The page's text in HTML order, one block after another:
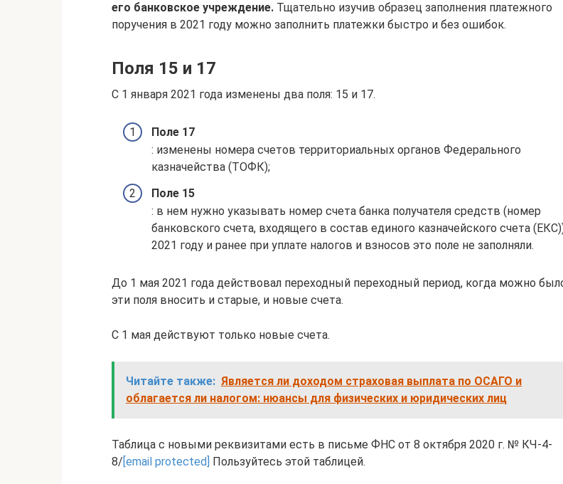
его банковское учреждение. Тщательно изучив образец заполнения платежного
поручения в 2021 году можно заполнить платежки быстро и без ошибок.
Поля 15 и 17
С 1 января 2021 года изменены два поля: 15 и 17.
Поле 17
: изменены номера счетов территориальных органов Федерального
казначейства (ТОФК);
Поле 15
: в нем нужно указывать номер счета банка получателя средств (номер
банковского счета, входящего в состав единого казначейского счета
2021 году и ранее при уплате налогов и взносов это поле не заполняли.
До 1 мая 2021 года действовал переходный переходный период, когда можно
эти поля вносить и старые, и новые счета.
С 1 мая действуют только новые счета.
Читайте также: Является ли доходом страховая выплата по ОСАГО и
облагается ли налогом: нюансы для физических и юридических лиц
Таблица с новыми реквизитами есть в письме ФНС от 8 октября 2020 г. № КЧ-4-
8/ [email protected] Пользуйтесь этой таблицей.